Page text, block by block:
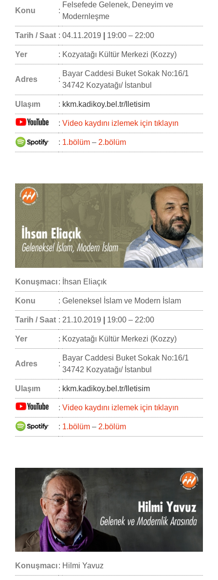
Konu :
Felsefede Gelenek, Deneyim ve
Modernleşme
Tarih / Saat : 04.11.2019 19:00 – 22:00
Yer : Kozyatağı Kültür Merkezi (Kozzy)
Adres :
Bayar Caddesi Buket Sokak No:16/1
34742 Kozyatağı/ İstanbul
Ulaşım : kkm.kadikoy.bel.tr/Iletisim
: Video kaydını izlemek için tıklayın
: 1.bölüm – 2.bölüm
Konuşmacı: İhsan Eliaçık
Konu : Geleneksel İslam ve Modern İslam
Tarih / Saat : 21.10.2019 19:00 – 22:00
Yer : Kozyatağı Kültür Merkezi (Kozzy)
Adres :
Bayar Caddesi Buket Sokak No:16/1
34742 Kozyatağı/ İstanbul
Ulaşım : kkm.kadikoy.bel.tr/Iletisim
: Video kaydını izlemek için tıklayın
: 1.bölüm – 2.bölüm
Konuşmacı: Hilmi Yavuz